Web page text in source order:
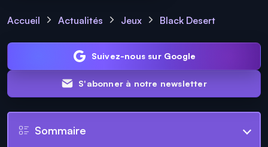
Accueil Actualités Jeux Black Desert
Suivez-nous sur Google
S'abonner à notre newsletter
Sommaire